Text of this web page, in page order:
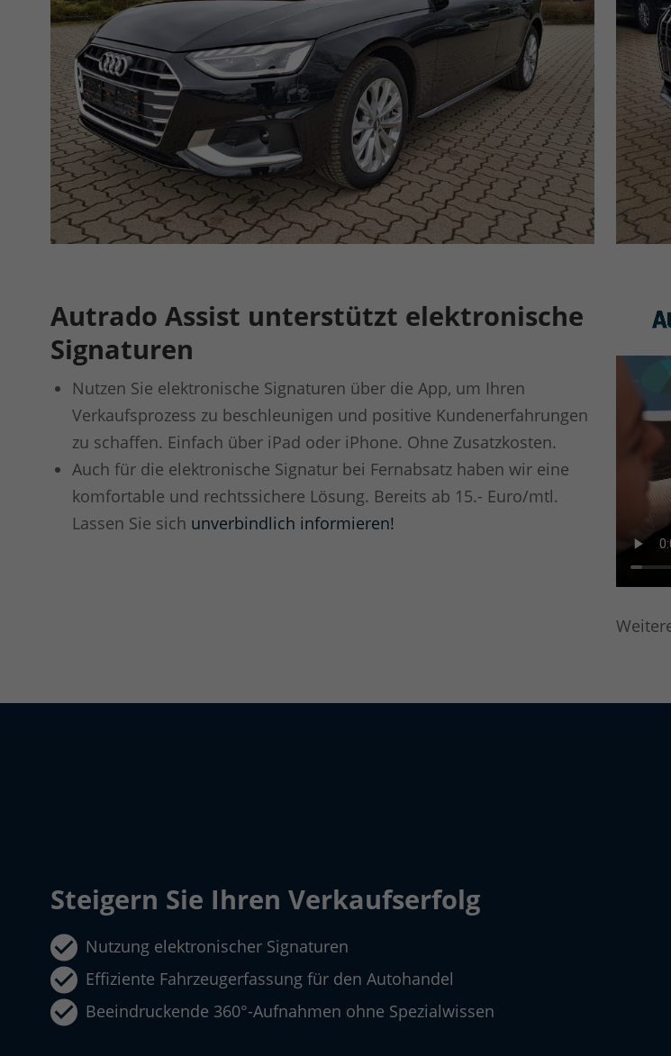
Autrado Assist unterstützt elektronische
Signaturen
Nutzen Sie elektronische Signaturen über die App, um Ihren
Verkaufsprozess zu beschleunigen und positive Kundenerfahrungen
zu schaffen. Einfach über iPad oder iPhone. Ohne Zusatzkosten.
Auch für die elektronische Signatur bei Fernabsatz haben wir eine
komfortable und rechtssichere Lösung. Bereits ab 15.- Euro/mtl.
Lassen Sie sich unverbindlich informieren!
Steigern Sie Ihren Verkaufserfolg
Nutzung elektronischer Signaturen
Effiziente Fahrzeugerfassung für den Autohandel
Beeindruckende 360°-Aufnahmen ohne Spezialwissen